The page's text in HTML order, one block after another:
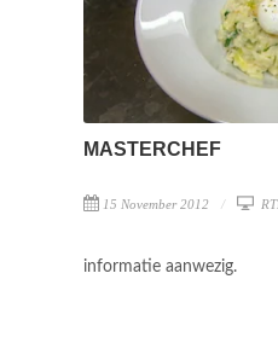
MASTERCHEF
15 November 2012
informatie aanwezig.